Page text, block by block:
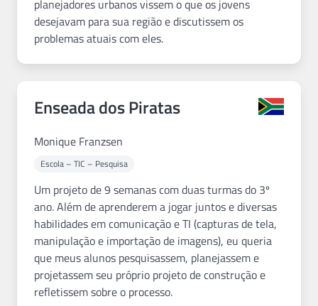
planejadores urbanos vissem o que os jovens
desejavam para sua região e discutissem os
problemas atuais com eles.
Enseada dos Piratas
Monique Franzsen
Escola – TIC – Pesquisa
Um projeto de 9 semanas com duas turmas do 3º
ano. Além de aprenderem a jogar juntos e diversas
habilidades em comunicação e TI (capturas de tela,
manipulação e importação de imagens), eu queria
que meus alunos pesquisassem, planejassem e
projetassem seu próprio projeto de construção e
refletissem sobre o processo.